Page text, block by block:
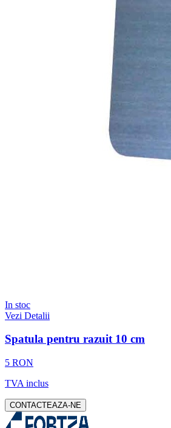
In stoc
Vezi Detalii
Spatula pentru razuit 10 cm
5 RON
TVA inclus
CONTACTEAZA-NE